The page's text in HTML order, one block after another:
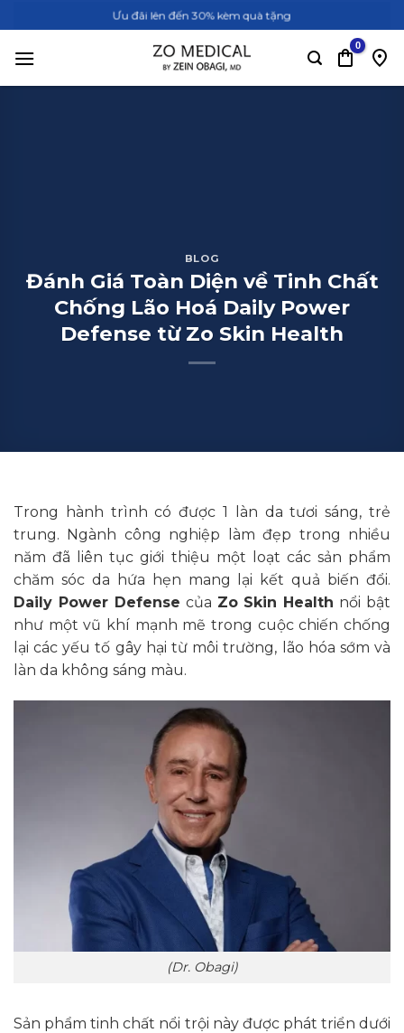
qua
nội
Ưu đãi lên đến 30% kèm quà tặng
BLOG
Đánh Giá Toàn Diện về Tinh Chất
Chống Lão Hoá Daily Power
Defense từ Zo Skin Health
Trong hành trình có được 1 làn da tươi sáng, trẻ
trung. Ngành công nghiệp làm đẹp trong nhiều
năm đã liên tục giới thiệu một loạt các sản phẩm
chăm sóc da hứa hẹn mang lại kết quả biến đổi.
Daily Power Defense của Zo Skin Health nổi bật
như một vũ khí mạnh mẽ trong cuộc chiến chống
lại các yếu tố gây hại từ môi trường, lão hóa sớm và
làn da không sáng màu.
(Dr. Obagi)
Sản phẩm tinh chất nổi trội này được phát triển dưới